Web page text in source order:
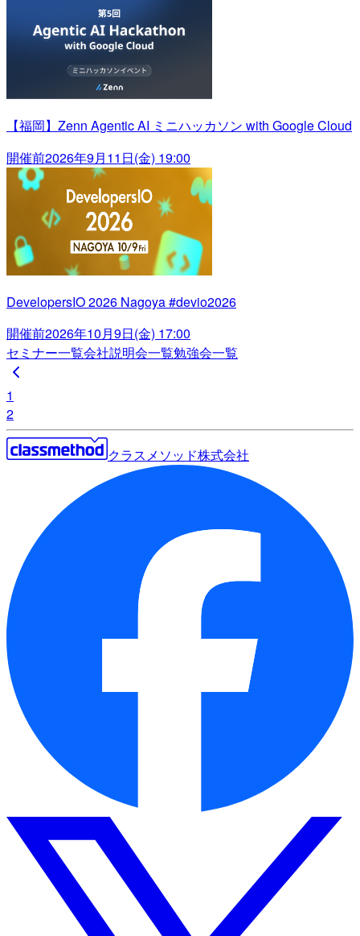
【福岡】Zenn Agentic AI ミニハッカソン with Google Cloud
開催前2026年9月11日(金) 19:00
DevelopersIO 2026 Nagoya #devio2026
開催前2026年10月9日(金) 17:00
セミナー一覧会社説明会一覧勉強会一覧
1
2
クラスメソッド株式会社